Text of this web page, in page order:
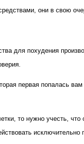
препаратов
они в свою
для похудения
первая попалась
то нужно учесть,